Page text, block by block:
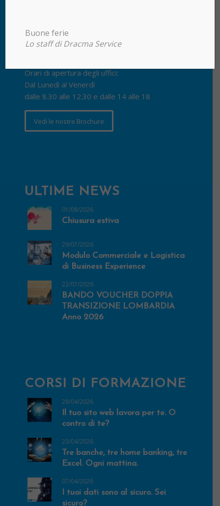
Via A. Papa, 1/a
25128 Brescia
Orari di apertura degli uffici:
Dal Lunedì al Venerdì
dalle 8.30 alle 12.30 e dalle 14 alle 18
Vedi le nostre Brochure
ULTIME NEWS
01/08/2026
Chiusura estiva
29/07/2026
Modulo Commerciale e Logistica
di Business Experience
22/07/2026
BANDO VOUCHER DOPPIA
TRANSIZIONE LOMBARDIA
Anno 2026
CORSI DI FORMAZIONE
28/04/2026
Il tuo sito web lavora per te. O
contro di te?
23/04/2026
Tre banche, tre home banking, tre
Excel. Ogni mattina.
07/04/2026
I tuoi dati sono al sicuro. Sei
sicuro?
Buone ferie
Lo staff di Dracma Service